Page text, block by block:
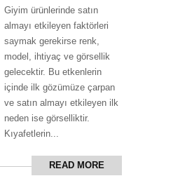
Giyim ürünlerinde satın
almayı etkileyen faktörleri
saymak gerekirse renk,
model, ihtiyaç ve görsellik
gelecektir. Bu etkenlerin
içinde ilk gözümüze çarpan
ve satın almayı etkileyen ilk
neden ise görselliktir.
Kıyafetlerin...
READ MORE